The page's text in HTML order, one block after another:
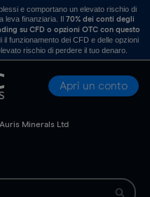
e comportano un elevato rischio di
leva finanziaria. Il70% dei conti degli
su CFD o opzioni OTC con questo
il funzionamento dei CFD e delle opzioni
rischio di perdere il tuo denaro.
Apri un conto
Auris Minerals Ltd